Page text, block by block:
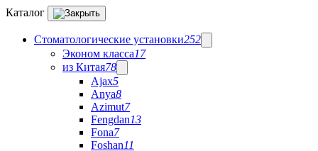
Каталог
Стоматологические установки252
Эконом класса17
из Китая78
Ajax5
Anya8
Azimut7
Fengdan13
Fona7
Foshan11